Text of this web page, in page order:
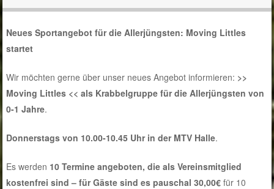
Neues Sportangebot für die Allerjüngsten: Moving Littles
startet
Wir möchten gerne über unser neues Angebot informieren: >>
Moving Littles << als Krabbelgruppe für die Allerjüngsten von
0-1 Jahre.
Donnerstags von 10.00-10.45 Uhr in der MTV Halle.
Es werden 10 Termine angeboten, die als Vereinsmitglied
kostenfrei sind – für Gäste sind es pauschal 30,00€ für 10